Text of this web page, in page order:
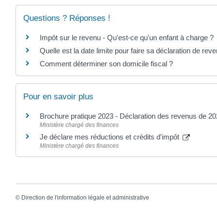
Questions ? Réponses !
Impôt sur le revenu - Qu'est-ce qu'un enfant à charge ?
Quelle est la date limite pour faire sa déclaration de
Comment déterminer son domicile fiscal ?
Pour en savoir plus
Brochure pratique 2023 - Déclaration des revenus de
Ministère chargé des finances
Je déclare mes réductions et crédits d'impôt
Ministère chargé des finances
© Direction de l'information légale et administrative